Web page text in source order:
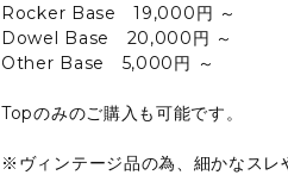
Rocker Base 19,000円 ～
Dowel Base 20,000円 ～
Other Base 5,000円 ～
Topのみのご購入も可能です。
※ヴィンテージ品の為、細かなスレ